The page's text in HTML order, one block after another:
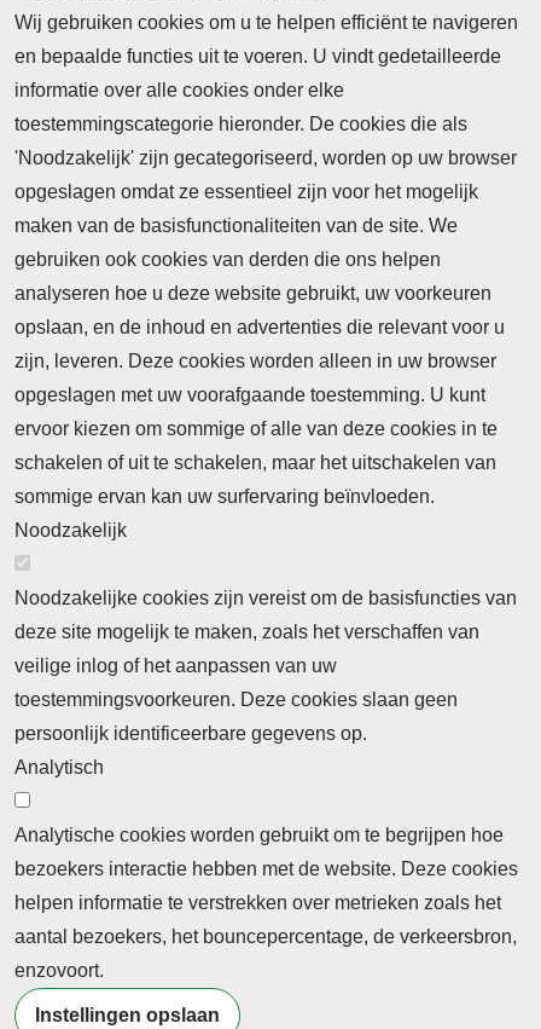
Wij gebruiken cookies om u te helpen efficiënt te navigeren
en bepaalde functies uit te voeren. U vindt gedetailleerde
informatie over alle cookies onder elke
toestemmingscategorie hieronder. De cookies die als
'Noodzakelijk' zijn gecategoriseerd, worden op uw browser
opgeslagen omdat ze essentieel zijn voor het mogelijk
maken van de basisfunctionaliteiten van de site. We
gebruiken ook cookies van derden die ons helpen
analyseren hoe u deze website gebruikt, uw voorkeuren
opslaan, en de inhoud en advertenties die relevant voor u
zijn, leveren. Deze cookies worden alleen in uw browser
opgeslagen met uw voorafgaande toestemming. U kunt
ervoor kiezen om sommige of alle van deze cookies in te
schakelen of uit te schakelen, maar het uitschakelen van
sommige ervan kan uw surfervaring beïnvloeden.
Noodzakelijk
Noodzakelijke cookies zijn vereist om de basisfuncties van
deze site mogelijk te maken, zoals het verschaffen van
veilige inlog of het aanpassen van uw
toestemmingsvoorkeuren. Deze cookies slaan geen
persoonlijk identificeerbare gegevens op.
Analytisch
Analytische cookies worden gebruikt om te begrijpen hoe
bezoekers interactie hebben met de website. Deze cookies
helpen informatie te verstrekken over metrieken zoals het
aantal bezoekers, het bouncepercentage, de verkeersbron,
enzovoort.
Instellingen opslaan
Nieuws
Neem contact op
Algemene Leveringsvoorwaarden
Cookieverklaring
Privacyverklaring
Abonnementinformatie Inlogprocedure
Nieuws
Laatste nieuws
Meld u aan voor onze nieuwsbrief
Ontvang 2 keer per maand de nieuwsbrief met
persberichten, actualiteiten, nieuws en personalia uit het
beroepsonderwijs.